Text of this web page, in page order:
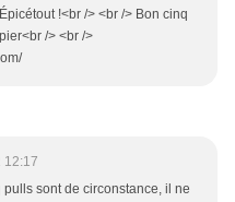
!<br /> <br /> Bon cinq
/> <br />
12:17
pulls sont de circonstance, il ne